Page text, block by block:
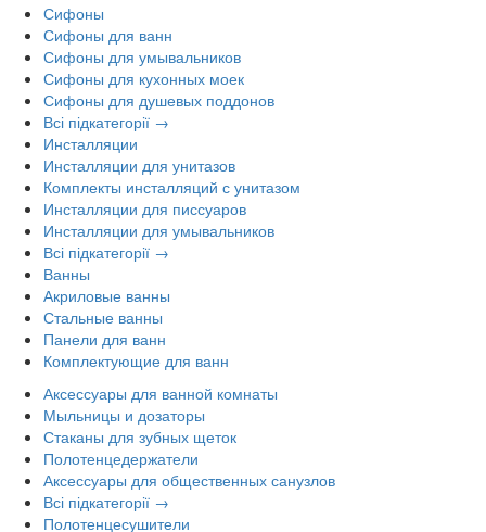
Сифоны
Сифоны для ванн
Сифоны для умывальников
Сифоны для кухонных моек
Сифоны для душевых поддонов
Всі підкатегорії →
Инсталляции
Инсталляции для унитазов
Комплекты инсталляций с унитазом
Инсталляции для писсуаров
Инсталляции для умывальников
Всі підкатегорії →
Ванны
Акриловые ванны
Стальные ванны
Панели для ванн
Комплектующие для ванн
Аксессуары для ванной комнаты
Мыльницы и дозаторы
Стаканы для зубных щеток
Полотенцедержатели
Аксессуары для общественных санузлов
Всі підкатегорії →
Полотенцесушители